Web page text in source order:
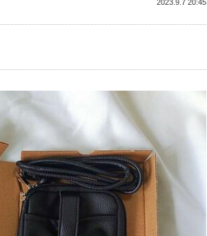
2023.9.7 20:45